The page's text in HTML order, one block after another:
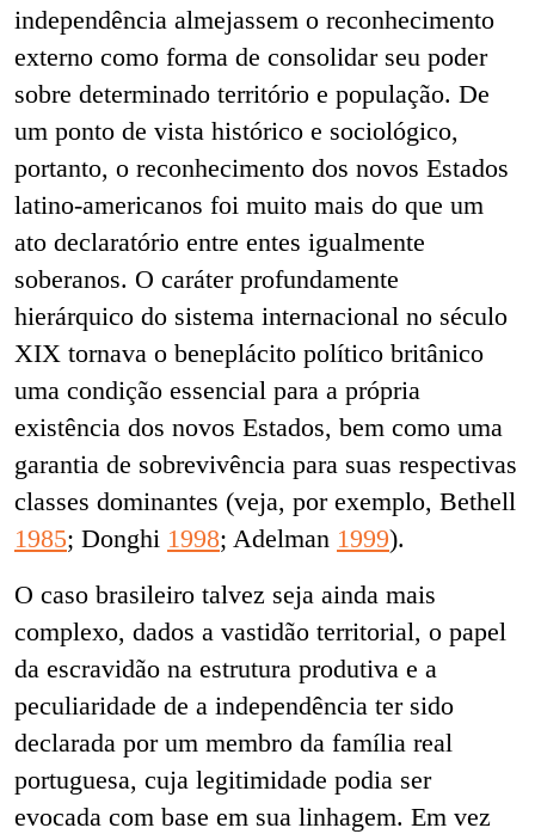
independência almejassem o reconhecimento
externo como forma de consolidar seu poder
sobre determinado território e população. De
um ponto de vista histórico e sociológico,
portanto, o reconhecimento dos novos Estados
latino-americanos foi muito mais do que um
ato declaratório entre entes igualmente
soberanos. O caráter profundamente
hierárquico do sistema internacional no século
XIX tornava o beneplácito político britânico
uma condição essencial para a própria
existência dos novos Estados, bem como uma
garantia de sobrevivência para suas respectivas
classes dominantes (veja, por exemplo, Bethell
1985; Donghi 1998; Adelman 1999).
O caso brasileiro talvez seja ainda mais
complexo, dados a vastidão territorial, o papel
da escravidão na estrutura produtiva e a
peculiaridade de a independência ter sido
declarada por um membro da família real
portuguesa, cuja legitimidade podia ser
evocada com base em sua linhagem. Em vez